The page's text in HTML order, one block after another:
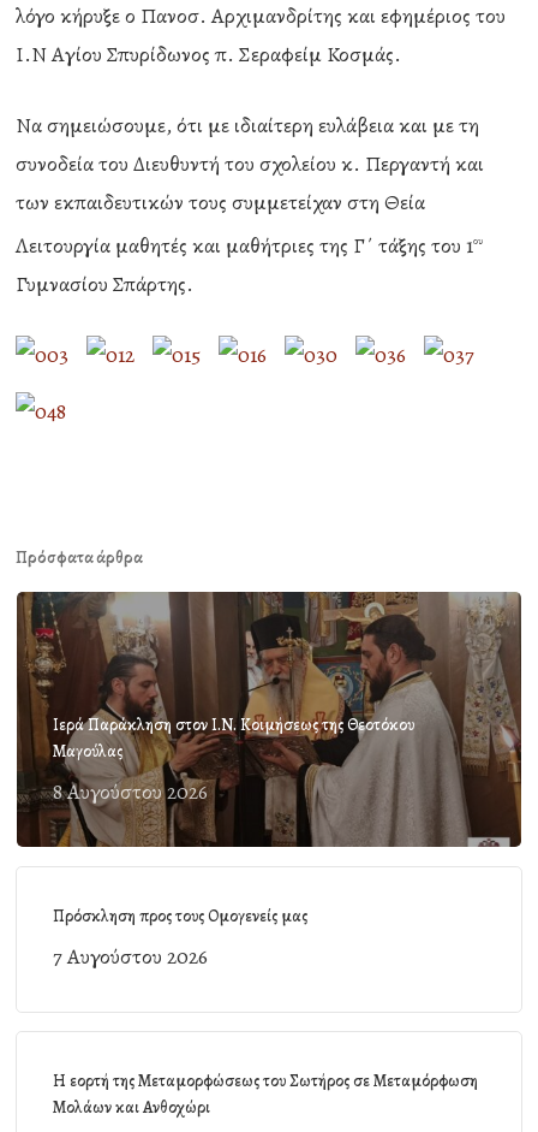
λόγο κήρυξε ο Πανοσ. Αρχιμανδρίτης και εφημέριος του
Ι.Ν Αγίου Σπυρίδωνος π. Σεραφείμ Κοσμάς.
Να σημειώσουμε, ότι με ιδιαίτερη ευλάβεια και με τη
συνοδεία του Διευθυντή του σχολείου κ. Περγαντή και
των εκπαιδευτικών τους συμμετείχαν στη Θεία
Λειτουργία μαθητές και μαθήτριες της Γ΄ τάξης του 1ου
Γυμνασίου Σπάρτης.
Πρόσφατα άρθρα
Ιερά Παράκληση στον Ι.Ν. Κοιμήσεως της Θεοτόκου
Μαγούλας
8 Αυγούστου 2026
Πρόσκληση προς τους Ομογενείς μας
7 Αυγούστου 2026
Η εορτή της Μεταμορφώσεως του Σωτήρος σε Μεταμόρφωση
Μολάων και Ανθοχώρι